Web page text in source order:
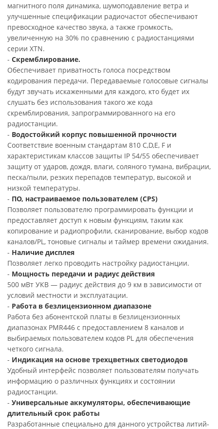
магнитного поля динамика, шумоподавление ветра и
улучшенные спецификации радиочастот обеспечивают
превосходное качество звука, а также громкость,
увеличенную на 30% по сравнению с радиостанциями
серии XTN.
- Скремблирование.
Обеспечивает приватность голоса посредством
кодирования передачи. Передаваемые голосовые сигналы
будут звучать искаженными для каждого, кто будет их
слушать без использования такого же кода
скремблирования, запрограммированного на его
радиостанции.
- Водостойкий корпус повышенной прочности
Соответствие военным стандартам 810 C,D,E, F и
характеристикам классов защиты IP 54/55 обеспечивает
защиту от ударов, дождя, влаги, соляного тумана, вибрации,
песка/пыли, резких перепадов температур, высокой и
низкой температуры.
- ПО, настраиваемое пользователем (CPS)
Позволяет пользователю программировать функции и
предоставляет доступ к новым функциям, таким как
копирование и радиопрофили, сканирование, выбор кодов
каналов/PL, тоновые сигналы и таймер времени ожидания.
- Наличие дисплея
Позволяет легко проводить настройку радиостанции.
- Мощность передачи и радиус действия
500 мВт УКВ — радиус действия до 9 км в зависимости от
условий местности и эксплуатации.
- Работа в безлицензионном диапазоне
Работа без абонентской платы в безлицензионных
диапазонах PMR446 с предоставлением 8 каналов и
выбираемых пользователем кодов PL для обеспечения
четкого сигнала.
- Индикация на основе трехцветных светодиодов
Удобный интерфейс позволяет пользователям получать
информацию о различных функциях и состоянии
радиостанции.
- Универсальные аккумуляторы, обеспечивающие
длительный срок работы
Разработанные специально для данного устройства литий-